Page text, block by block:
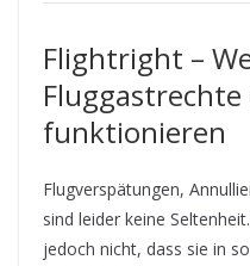
Flightright –
Fluggastrechte
funktionieren
Flugverspätungen,
sind leider keine
jedoch nicht, dass sie in